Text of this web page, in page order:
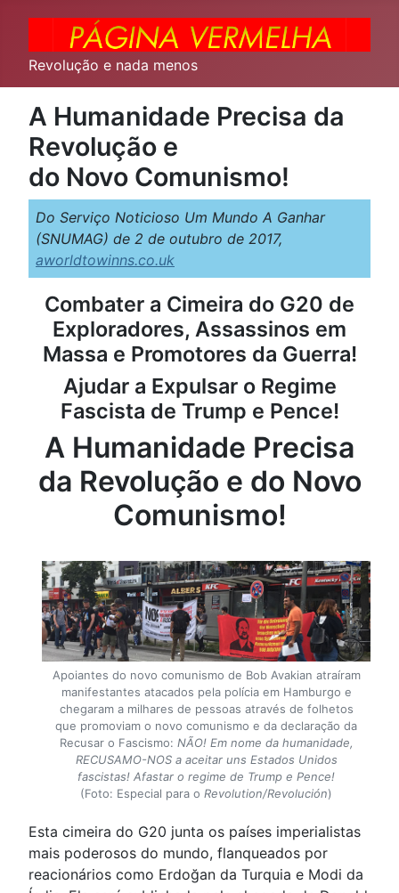
Revolução e nada menos
A Humanidade Precisa da
Revolução e
do Novo Comunismo!
Do Serviço Noticioso Um Mundo A Ganhar
(SNUMAG) de 2 de outubro de 2017,
aworldtowinns.co.uk
Combater a Cimeira do G20 de
Exploradores, Assassinos em
Massa e Promotores da Guerra!
Ajudar a Expulsar o Regime
Fascista de Trump e Pence!
A Humanidade Precisa
da Revolução e do Novo
Comunismo!
Apoiantes do novo comunismo de Bob Avakian atraíram
manifestantes atacados pela polícia em Hamburgo e
chegaram a milhares de pessoas através de folhetos
que promoviam o novo comunismo e da declaração da
Recusar o Fascismo: NÃO! Em nome da humanidade,
RECUSAMO-NOS a aceitar uns Estados Unidos
fascistas! Afastar o regime de Trump e Pence!
(Foto: Especial para o Revolution/Revolución)
Esta cimeira do G20 junta os países imperialistas
mais poderosos do mundo, flanqueados por
reacionários como Erdoğan da Turquia e Modi da